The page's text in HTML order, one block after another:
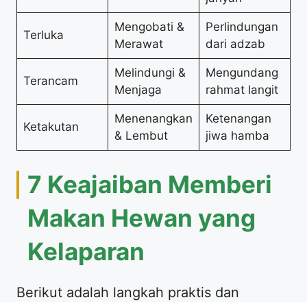
Terluka
Mengobati &
Merawat
Perlindungan
dari adzab
Terancam
Melindungi &
Menjaga
Mengundang
rahmat langit
Ketakutan
Menenangkan
& Lembut
Ketenangan
jiwa hamba
7 Keajaiban Memberi
Makan Hewan yang
Kelaparan
Berikut adalah langkah praktis dan